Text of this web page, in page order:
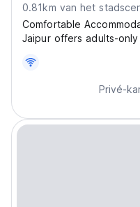
0.81km van het
Comfortable
Jaipur offers adults-
conditioning, private
bathrooms. Leisure
Privé-